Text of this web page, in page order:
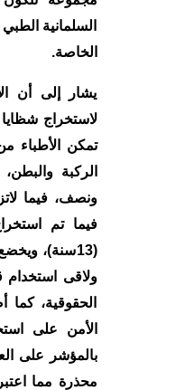
السلمانية
الخاصة.
يشار إلى أن
الركبة
فيما تم
(13سنة)،
ولاقى
الحقوقية،
الأمن على
بالمؤشر على
محذرة مما